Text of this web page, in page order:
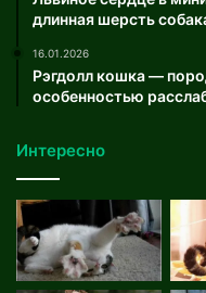
длинная шерсть
16.01.2026
Рэгдолл кошка —
особенностью
Интересно